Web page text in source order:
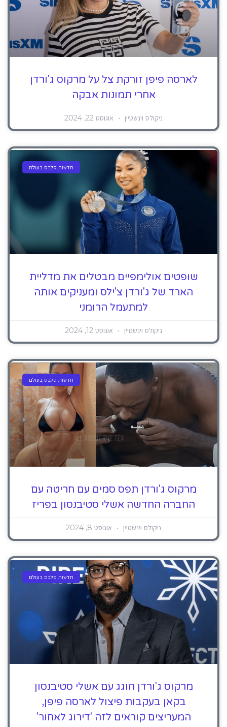
לארסה פיפן זורקת צל על מרקוס ג'ורדן
אחרי תמונות אבקה
ניקולס וינשטיין אוגוסט 22, 2024
חדשות סלבס בעולם
שופטים אולימפיים מבטלים את מדליית
הארד של ג'ורדן צ'ילס ומעניקים אותה
למתעמל הרומני
ניקולס וינשטיין אוגוסט 12, 2024
חדשות סלבס בעולם
מרקוס ג'ורדן תפס סמים עם חריטה עם
החברה החדשה אשלי סטיבנסון בפריז
ניקולס וינשטיין אוגוסט 8, 2024
חדשות סלבס בעולם
מרקוס ג'ורדן חוגג עם אשלי סטיבנסון
בקאן בעקבות פיצול לארסה פיפן,
המעריצים קוראים לזה 'דירוג לאחור'